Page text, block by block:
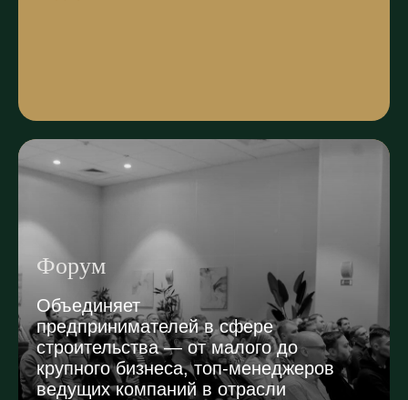
Форум
Объединяет
предпринимателей в сфере
строительства — от малого до
крупного бизнеса, топ-менеджеров
ведущих компаний в отрасли